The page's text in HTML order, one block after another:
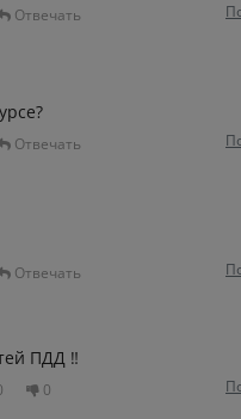
Отвечать
Отвечать
Отвечать
ПДД ‼️
0